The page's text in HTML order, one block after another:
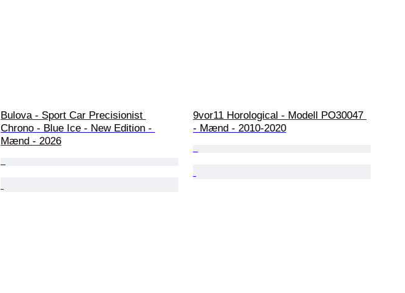
Bulova - Sport Car Precisionist
Chrono - Blue Ice - New Edition -
Mænd - 2026
9vor11 Horological - Modell PO30047
- Mænd - 2010-2020